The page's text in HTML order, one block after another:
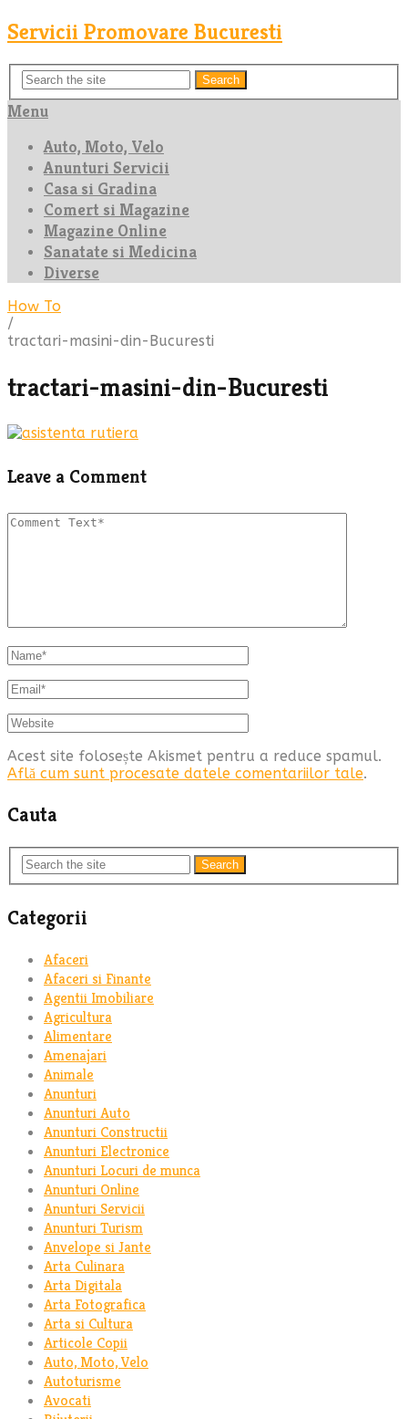
Servicii Promovare Bucuresti
Search
Menu
Auto, Moto, Velo
Anunturi Servicii
Casa si Gradina
Comert si Magazine
Magazine Online
Sanatate si Medicina
Diverse
How To
/
tractari-masini-din-Bucuresti
tractari-masini-din-Bucuresti
Leave a Comment
Acest site folosește Akismet pentru a reduce spamul.
Află cum sunt procesate datele comentariilor tale.
Cauta
Search
Categorii
Afaceri
Afaceri si Finante
Agentii Imobiliare
Agricultura
Alimentare
Amenajari
Animale
Anunturi
Anunturi Auto
Anunturi Constructii
Anunturi Electronice
Anunturi Locuri de munca
Anunturi Online
Anunturi Servicii
Anunturi Turism
Anvelope si Jante
Arta Culinara
Arta Digitala
Arta Fotografica
Arta si Cultura
Articole Copii
Auto, Moto, Velo
Autoturisme
Avocati